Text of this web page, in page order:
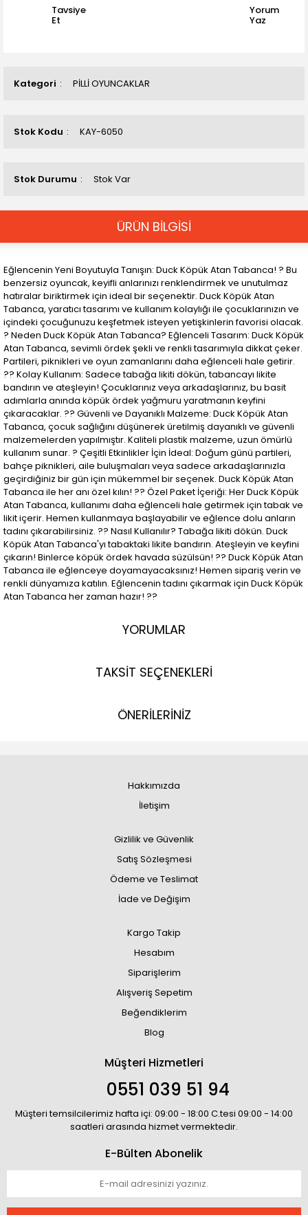
Kategori PİLLİ OYUNCAKLAR
Stok Kodu KAY-6050
Stok Durumu Stok Var
Tavsiye
Et
Yorum
Yaz
ÜRÜN BİLGİSİ
Eğlencenin Yeni Boyutuyla Tanışın: Duck Köpük Atan Tabanca! ? Bu
benzersiz oyuncak, keyifli anlarınızı renklendirmek ve unutulmaz
hatıralar biriktirmek için ideal bir seçenektir. Duck Köpük Atan
Tabanca, yaratıcı tasarımı ve kullanım kolaylığı ile çocuklarınızın ve
içindeki çocuğunuzu keşfetmek isteyen yetişkinlerin favorisi olacak.
? Neden Duck Köpük Atan Tabanca? Eğlenceli Tasarım: Duck Köpük
Atan Tabanca, sevimli ördek şekli ve renkli tasarımıyla dikkat çeker.
Partileri, piknikleri ve oyun zamanlarını daha eğlenceli hale getirir.
?? Kolay Kullanım: Sadece tabağa likiti dökün, tabancayı likite
bandırın ve ateşleyin! Çocuklarınız veya arkadaşlarınız, bu basit
adımlarla anında köpük ördek yağmuru yaratmanın keyfini
çıkaracaklar. ?? Güvenli ve Dayanıklı Malzeme: Duck Köpük Atan
Tabanca, çocuk sağlığını düşünerek üretilmiş dayanıklı ve güvenli
malzemelerden yapılmıştır. Kaliteli plastik malzeme, uzun ömürlü
kullanım sunar. ? Çeşitli Etkinlikler İçin İdeal: Doğum günü partileri,
bahçe piknikleri, aile buluşmaları veya sadece arkadaşlarınızla
geçirdiğiniz bir gün için mükemmel bir seçenek. Duck Köpük Atan
Tabanca ile her anı özel kılın! ?? Özel Paket İçeriği: Her Duck Köpük
Atan Tabanca, kullanımı daha eğlenceli hale getirmek için tabak ve
likit içerir. Hemen kullanmaya başlayabilir ve eğlence dolu anların
tadını çıkarabilirsiniz. ?? Nasıl Kullanılır? Tabağa likiti dökün. Duck
Köpük Atan Tabanca'yı tabaktaki likite bandırın. Ateşleyin ve keyfini
çıkarın! Binlerce köpük ördek havada süzülsün! ?? Duck Köpük Atan
Tabanca ile eğlenceye doyamayacaksınız! Hemen sipariş verin ve
renkli dünyamıza katılın. Eğlencenin tadını çıkarmak için Duck Köpük
Atan Tabanca her zaman hazır! ??
YORUMLAR
TAKSİT SEÇENEKLERİ
ÖNERİLERİNİZ
Hakkımızda
İletişim
Gizlilik ve Güvenlik
Satış Sözleşmesi
Ödeme ve Teslimat
İade ve Değişim
Kargo Takip
Hesabım
Siparişlerim
Alışveriş Sepetim
Beğendiklerim
Blog
Müşteri Hizmetleri
0551 039 51 94
Müşteri temsilcilerimiz hafta içi: 09:00 - 18:00 C.tesi 09:00 - 14:00
saatleri arasında hizmet vermektedir.
E-Bülten Abonelik